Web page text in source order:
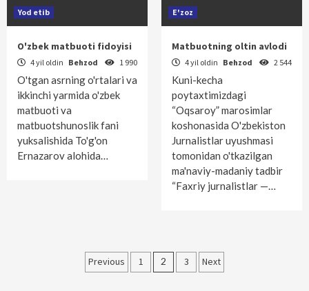
Yod etib
O'zbek matbuoti fidoyisi
4 yil oldin Behzod 1 990
O'tgan asrning o'rtalari va
ikkinchi yarmida o'zbek
matbuoti va
matbuotshunoslik fani
yuksalishida To'g'on
Ernazarov alohida…
E'zoz
Matbuotning oltin avlodi
4 yil oldin Behzod 2 544
Kuni-kecha
poytaxtimizdagi
“Oqsaroy” marosimlar
koshonasida O'zbekis­ton
Jurnalistlar uyushmasi
tomonidan o'tkazilgan
ma'naviy-madaniy tadbir
“Faxriy jurnalistlar —…
Maqolalar
Previous 1 2 3 Next